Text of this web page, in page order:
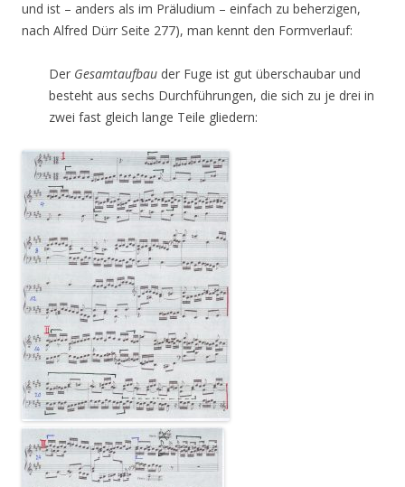
und ist – anders als im Präludium – einfach zu beherzigen,
nach Alfred Dürr Seite 277), man kennt den Formverlauf:
Der Gesamtaufbau der Fuge ist gut überschaubar und
besteht aus sechs Durchführungen, die sich zu je drei in
zwei fast gleich lange Teile gliedern: